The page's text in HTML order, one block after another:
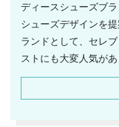
ディースシューズブ
シューズデザインを
ランドとして、セレ
ストにも大変人気が
質な素材感、履き心
ミニンでノーブルな